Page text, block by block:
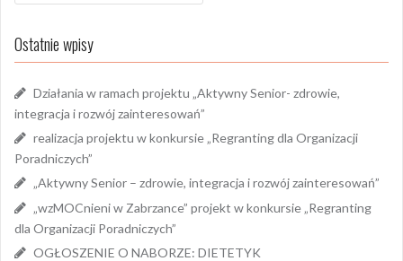
Ostatnie wpisy
Działania w ramach projektu „Aktywny Senior- zdrowie,
integracja i rozwój zainteresowań”
realizacja projektu w konkursie „Regranting dla Organizacji
Poradniczych”
„Aktywny Senior – zdrowie, integracja i rozwój zainteresowań”
„wzMOCnieni w Zabrzance” projekt w konkursie „Regranting
dla Organizacji Poradniczych”
OGŁOSZENIE O NABORZE: DIETETYK